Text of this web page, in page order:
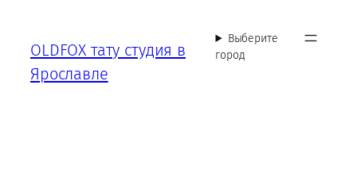
содержимому
OLDFOX тату студия в
Ярославле
Выберите
город